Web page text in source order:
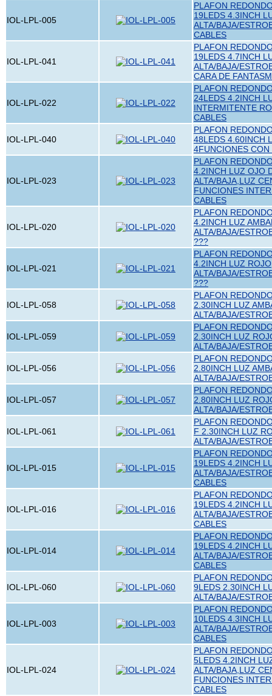
IOL-LPL-005
PLAFON
19LEDS 4.3INCH
ALTA/BAJA/
CABLES
IOL-LPL-041
PLAFON
19LEDS 4.7INCH
ALTA/BAJA/
CARA DE
IOL-LPL-022
PLAFON
24LEDS 4.2INCH
INTERMITENTE
CABLES
IOL-LPL-040
PLAFON
48LEDS 4.60INCH
4FUNCIONES CON
IOL-LPL-023
PLAFON
4.2INCH LUZ OJO
ALTA/BAJA,LUZ
FUNCIONES
CABLES
IOL-LPL-020
PLAFON
4.2INCH LUZ
ALTA/BAJA/
???
IOL-LPL-021
PLAFON
4.2INCH LUZ ROJO
ALTA/BAJA/
???
IOL-LPL-058
PLAFON
2.30INCH LUZ
ALTA/BAJA/
IOL-LPL-059
PLAFON
2.30INCH LUZ
ALTA/BAJA/
IOL-LPL-056
PLAFON
2.80INCH LUZ
ALTA/BAJA/
IOL-LPL-057
PLAFON
2.80INCH LUZ
ALTA/BAJA/
IOL-LPL-061
PLAFON
F 2.30INCH LUZ
ALTA/BAJA/
IOL-LPL-015
PLAFON
19LEDS 4.2INCH
ALTA/BAJA/
CABLES
IOL-LPL-016
PLAFON
19LEDS 4.2INCH
ALTA/BAJA/
CABLES
IOL-LPL-014
PLAFON
19LEDS 4.2INCH
ALTA/BAJA/
CABLES
IOL-LPL-060
PLAFON
9LEDS 2.30INCH
ALTA/BAJA/
IOL-LPL-003
PLAFON
10LEDS 4.3INCH
ALTA/BAJA/
CABLES
IOL-LPL-024
PLAFON
5LEDS 4.2INCH
ALTA/BAJA,LUZ
FUNCIONES
CABLES